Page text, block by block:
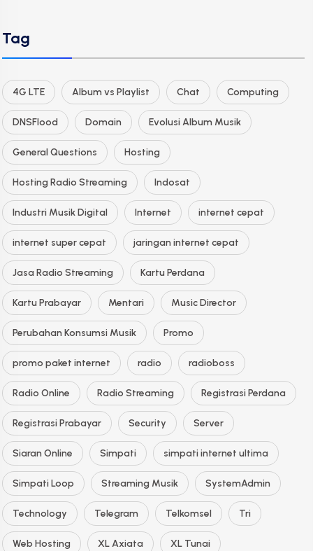
Tag
4G LTE Album vs Playlist Chat Computing
DNSFlood Domain Evolusi Album Musik
General Questions Hosting
Hosting Radio Streaming Indosat
Industri Musik Digital Internet internet cepat
internet super cepat jaringan internet cepat
Jasa Radio Streaming Kartu Perdana
Kartu Prabayar Mentari Music Director
Perubahan Konsumsi Musik Promo
promo paket internet radio radioboss
Radio Online Radio Streaming Registrasi Perdana
Registrasi Prabayar Security Server
Siaran Online Simpati simpati internet ultima
Simpati Loop Streaming Musik SystemAdmin
Technology Telegram Telkomsel Tri
Web Hosting XL Axiata XL Tunai